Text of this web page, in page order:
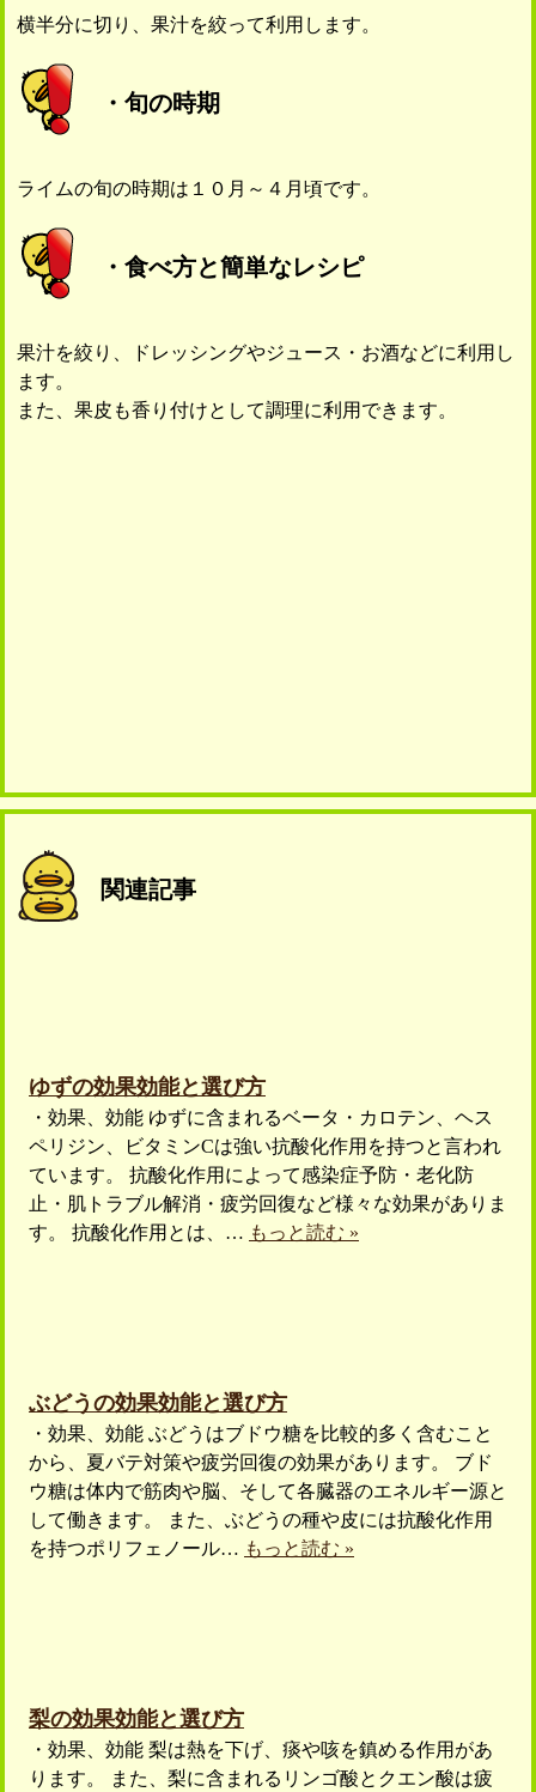
横半分に切り、果汁を絞って利用します。
・旬の時期
ライムの旬の時期は１０月～４月頃です。
・食べ方と簡単なレシピ
果汁を絞り、ドレッシングやジュース・お酒などに利用し
ます。
また、果皮も香り付けとして調理に利用できます。
関連記事
ゆずの効果効能と選び方
・効果、効能 ゆずに含まれるベータ・カロテン、ヘス
ペリジン、ビタミンCは強い抗酸化作用を持つと言われ
ています。 抗酸化作用によって感染症予防・老化防
止・肌トラブル解消・疲労回復など様々な効果がありま
す。 抗酸化作用とは、… もっと読む »
ぶどうの効果効能と選び方
・効果、効能 ぶどうはブドウ糖を比較的多く含むこと
から、夏バテ対策や疲労回復の効果があります。 ブド
ウ糖は体内で筋肉や脳、そして各臓器のエネルギー源と
して働きます。 また、ぶどうの種や皮には抗酸化作用
を持つポリフェノール… もっと読む »
梨の効果効能と選び方
・効果、効能 梨は熱を下げ、痰や咳を鎮める作用があ
ります。 また、梨に含まれるリンゴ酸とクエン酸は疲